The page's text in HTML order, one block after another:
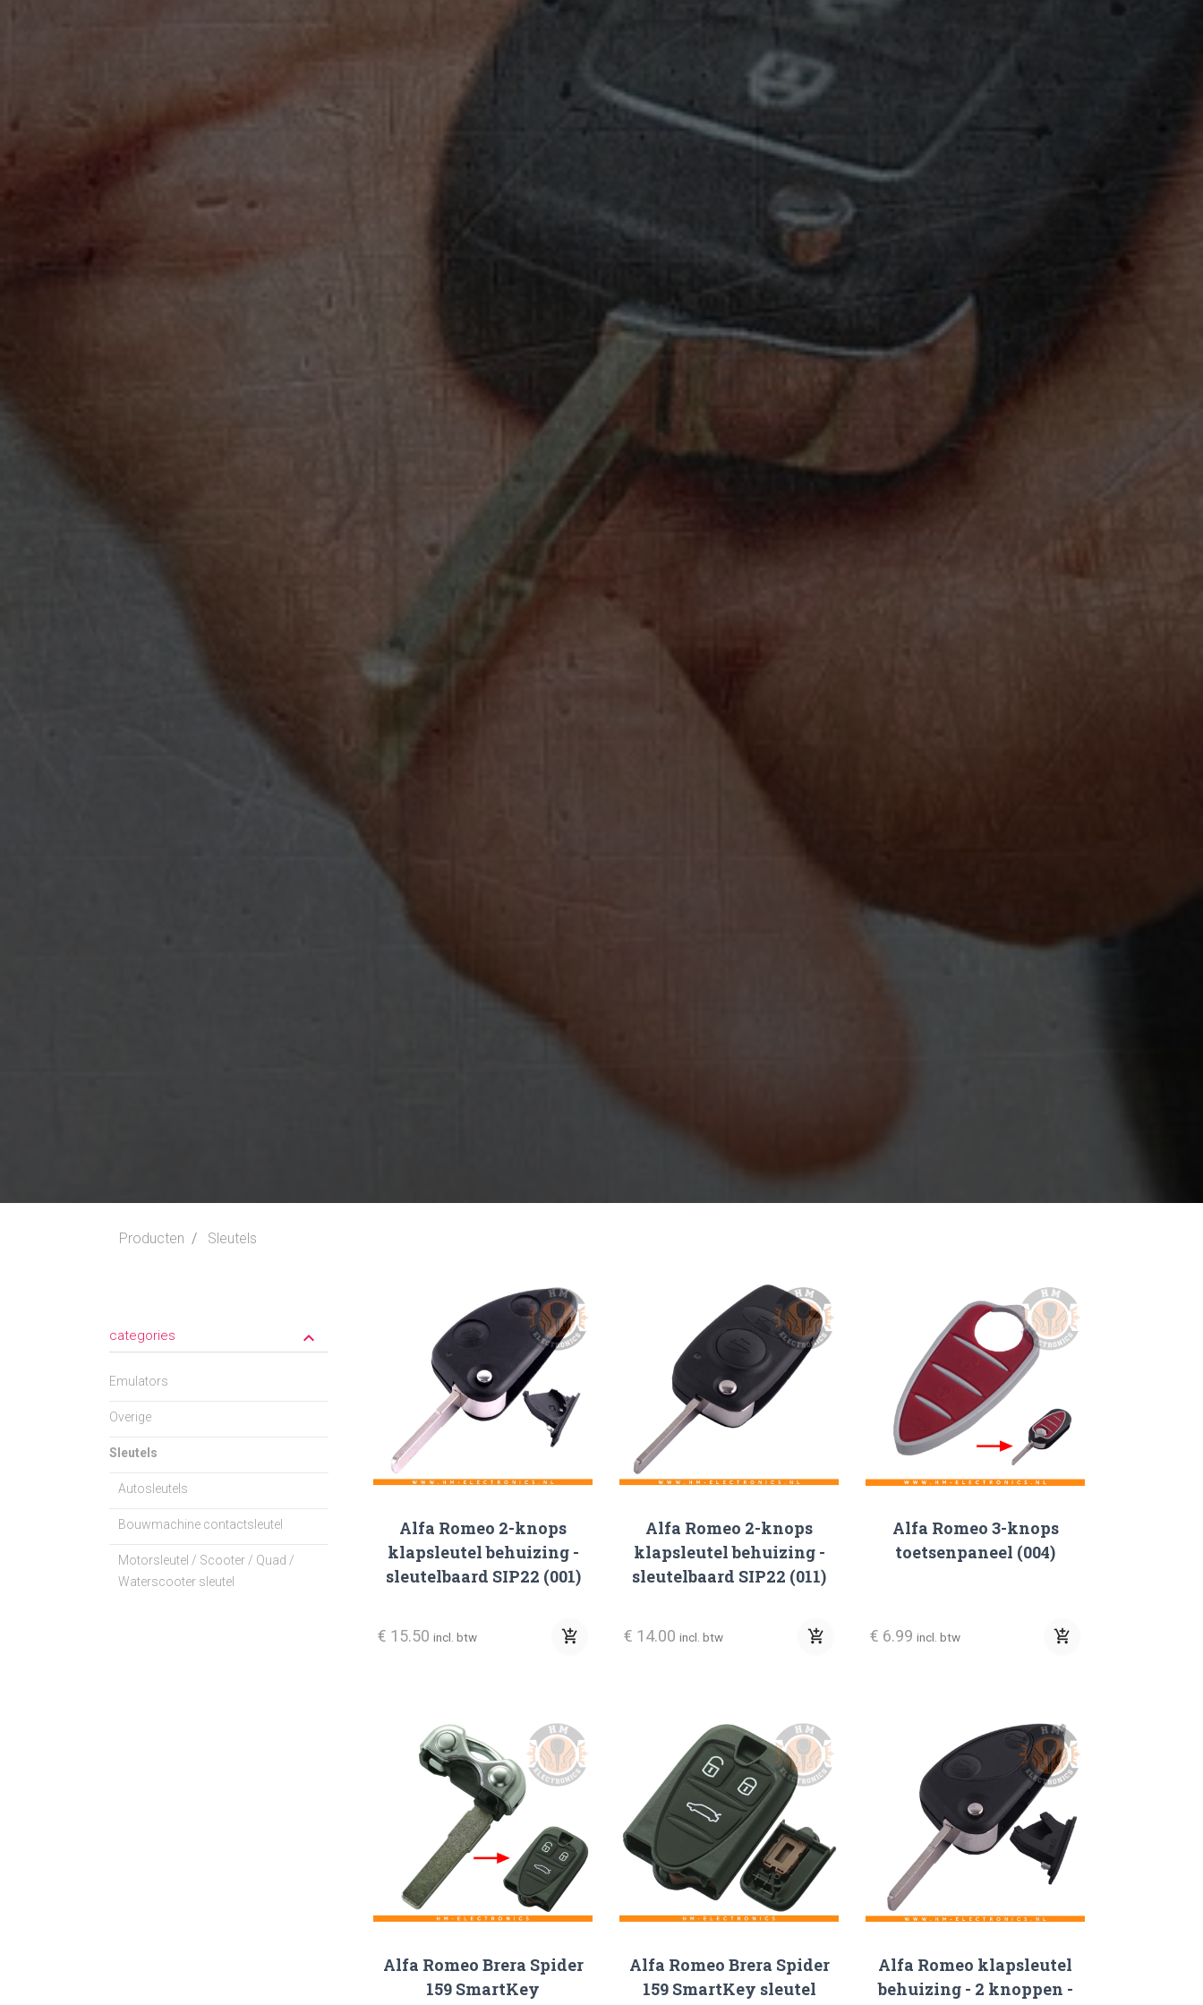
Producten Sleutels
categories keyboard_arrow_down
Emulators
Overige
Sleutels
Autosleutels
Bouwmachine contactsleutel
Motorsleutel / Scooter / Quad /
Waterscooter sleutel
Alfa Romeo 2-knops
klapsleutel behuizing -
sleutelbaard SIP22 (001)
€ 15.50 incl. btw add_shopping_cart
Alfa Romeo 2-knops
klapsleutel behuizing -
sleutelbaard SIP22 (011)
€ 14.00 incl. btw add_shopping_cart
Alfa Romeo 3-knops
toetsenpaneel (004)
€ 6.99 incl. btw add_shopping_cart
Alfa Romeo Brera Spider
159 SmartKey
Alfa Romeo Brera Spider
159 SmartKey sleutel
Alfa Romeo klapsleutel
behuizing - 2 knoppen -